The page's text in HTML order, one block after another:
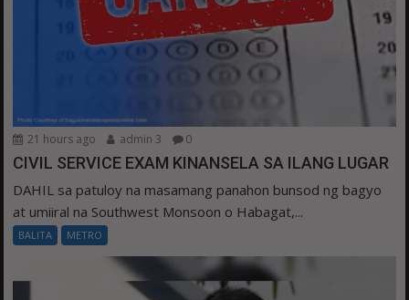
21 hours ago admin 3 0
CIVIL SERVICE EXAM KINANSELA SA ILANG LUGAR
DAHIL sa patuloy na masamang panahon bunsod ng bagyo
at umiiral na Southwest Monsoon o Habagat,...
BALITA METRO